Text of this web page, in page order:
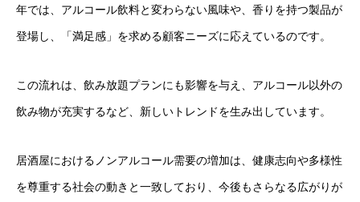
年では、アルコール飲料と変わらない風味や、香りを持つ製品が
登場し、「満足感」を求める顧客ニーズに応えているのです。
この流れは、飲み放題プランにも影響を与え、アルコール以外の
飲み物が充実するなど、新しいトレンドを生み出しています。
居酒屋におけるノンアルコール需要の増加は、健康志向や多様性
を尊重する社会の動きと一致しており、今後もさらなる広がりが